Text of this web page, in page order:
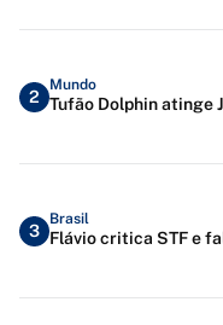
2
Mundo
Tufão Dolphin atinge
3
Brasil
Flávio critica STF e